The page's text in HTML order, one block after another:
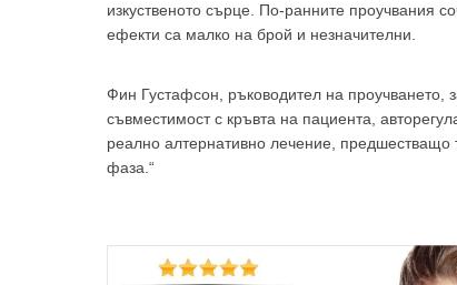
изкуственото сърце. По-ранните проучвания
ефекти са малко на брой и незначителни.
Фин Густафсон, ръководител на проучването,
съвместимост с кръвта на пациента,
реално алтернативно лечение, предшестващо
фаза.“